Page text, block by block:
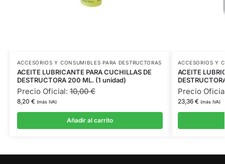
ACCESORIOS Y CONSUMIBLES PARA DESTRUCTORAS
ACEITE LUBRICANTE PARA CUCHILLAS DE
DESTRUCTORA 200 ML. (1 unidad)
Precio Oficial:10,00€
8,20 € (más IVA)
Añadir al carrito
ACCESORIOS Y
ACEITE
Precio
23,36 € (más IVA)